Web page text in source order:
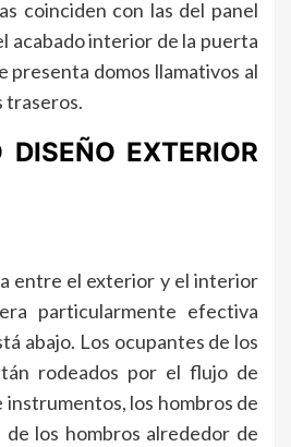
coinciden con las del panel
acabado interior de la puerta
presenta domos llamativos al
traseros.
DISEÑO EXTERIOR
entre el exterior y el interior
particularmente efectiva
abajo. Los ocupantes de los
rodeados por el flujo de
instrumentos, los hombros de
de los hombros alrededor de